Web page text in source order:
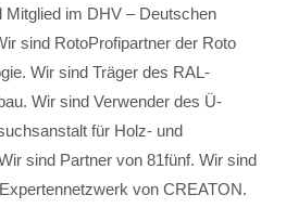
Mitglied im DHV – Deutschen
sind RotoProfipartner der Roto
Wir sind Träger des RAL-
Wir sind Verwender des Ü-
für Holz- und
sind Partner von 81fünf. Wir sind
von CREATON.